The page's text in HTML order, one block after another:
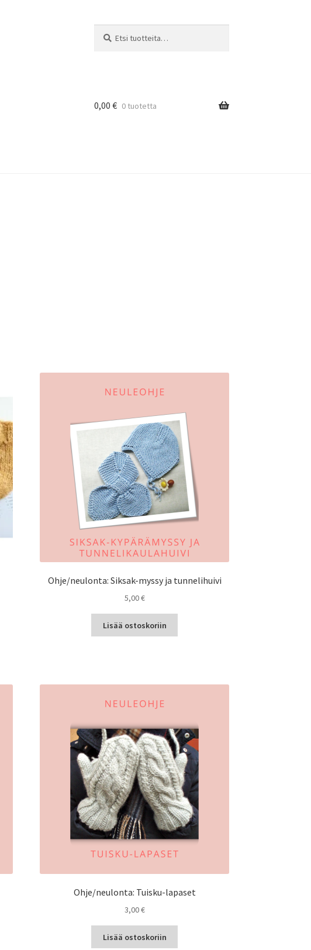
0,00 € 0 tuotetta
Ohje/neulonta: Siksak-myssy ja tunnelihuivi
5,00€
Lisää ostoskoriin
Ohje/neulonta: Tuisku-lapaset
3,00€
Lisää ostoskoriin